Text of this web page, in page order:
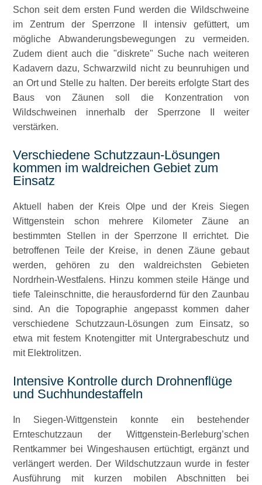
Schon seit dem ersten Fund werden die Wildschweine
im Zentrum der Sperrzone II intensiv gefüttert, um
mögliche Abwanderungsbewegungen zu vermeiden.
Zudem dient auch die
diskrete
Suche nach weiteren
Kadavern dazu, Schwarzwild nicht zu beunruhigen und
an Ort und Stelle zu halten. Der bereits erfolgte Start des
Baus von Zäunen soll die Konzentration von
Wildschweinen innerhalb der Sperrzone II weiter
verstärken.
Verschiedene Schutzzaun-Lösungen
kommen im waldreichen Gebiet zum
Einsatz
Aktuell haben der Kreis Olpe und der Kreis Siegen
Wittgenstein schon mehrere Kilometer Zäune an
bestimmten Stellen in der Sperrzone II errichtet. Die
betroffenen Teile der Kreise, in denen Zäune gebaut
werden, gehören zu den waldreichsten Gebieten
Nordrhein-Westfalens. Hinzu kommen steile Hänge und
tiefe Taleinschnitte, die herausfordernd für den Zaunbau
sind. An die Topographie angepasst kommen daher
verschiedene Schutzzaun-Lösungen zum Einsatz, so
etwa mit festem Knotengitter mit Untergrabeschutz und
mit Elektrolitzen.
Intensive Kontrolle durch Drohnenflüge
und Suchhundestaffeln
In Siegen-Wittgenstein konnte ein bestehender
Ernteschutzzaun der Wittgenstein-Berleburg’schen
Rentkammer bei Wingeshausen ertüchtigt, ergänzt und
verlängert werden. Der Wildschutzzaun wurde in fester
Ausführung mit kurzen mobilen Abschnitten bei